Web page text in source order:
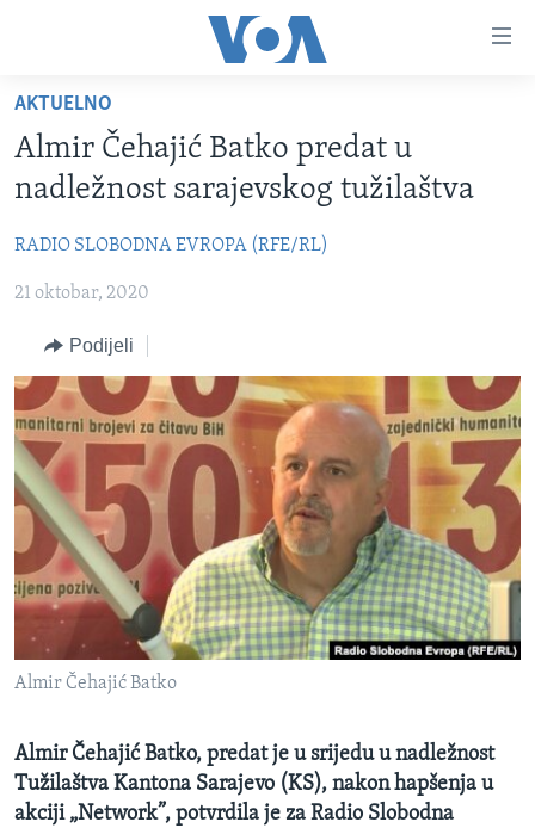
glavni
sadržaj
na
glavnu
Idi
pretragu
TV PROGRAM
VIDEO
VIJESTI
SJEDINJENE AMERIČKE DRŽAVE
BOSNA I HERCEGOVINA
SVIJET
NAUKA I TEHNOLOGIJA
SPECIJALNI PROJEKTI
KORUPCIJA
SLOBODA MEDIJA
ŽENSKA STRANA
IZBJEGLIČKA STRANA
MAGAZIN
O GLASU AMERIKE
Learning English
AKTUELNO
Almir Čehajić Batko predat u
nadležnost sarajevskog tužilaštva
RADIO SLOBODNA EVROPA (RFE/RL)
21 oktobar, 2020
Podijeli
Almir Čehajić Batko
Almir Čehajić Batko, predat je u srijedu u nadležnost
Tužilaštva Kantona Sarajevo (KS), nakon hapšenja u
akciji „Network”, potvrdila je za Radio Slobodna